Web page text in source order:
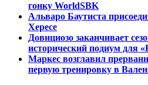
гонку WorldSBK
Альваро Баутиста
Хересе
Довициозо заканчивает
исторический подиум для
Маркес возглавил
первую тренировку в